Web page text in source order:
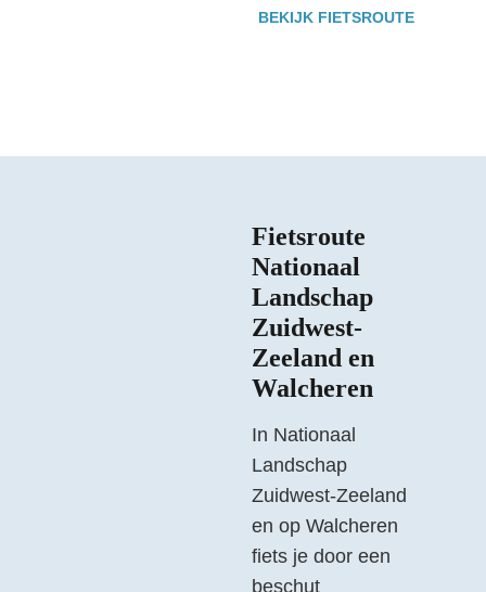
BEKIJK FIETSROUTE
Fietsroute
Nationaal
Landschap
Zuidwest-
Zeeland en
Walcheren
In Nationaal
Landschap
Zuidwest-Zeeland
en op Walcheren
fiets je door een
beschut